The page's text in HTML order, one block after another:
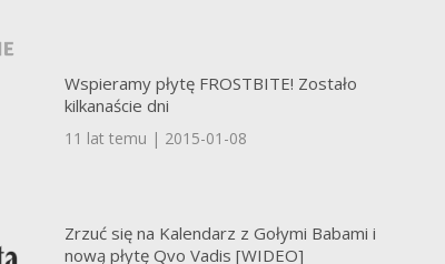
Wspieramy płytę FROSTBITE! Zostało
kilkanaście dni
11 lat temu | 2015-01-08
Zrzuć się na Kalendarz z Gołymi Babami i
nową płytę Qvo Vadis [WIDEO]